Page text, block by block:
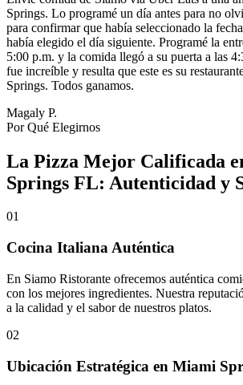
Springs. Lo programé un día antes para no
para confirmar que había seleccionado la
había elegido el día siguiente. Programé la
5:00 p.m. y la comida llegó a su puerta a las
fue increíble y resulta que este es su
Springs. Todos ganamos.
Magaly P.
Por Qué Elegirnos
La Pizza Mejor Calificada
Springs FL: Autenticidad y
01
Cocina Italiana Auténtica
En Siamo Ristorante ofrecemos auténtica
con los mejores ingredientes. Nuestra
a la calidad y el sabor de nuestros platos.
02
Ubicación Estratégica en Miami